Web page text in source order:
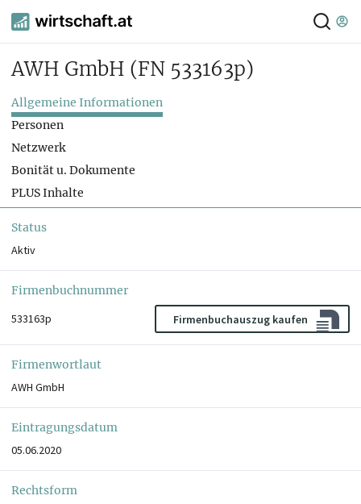
AWH GmbH (FN 533163p)
Allgemeine Informationen
Personen
Netzwerk
Bonität u. Dokumente
PLUS Inhalte
Status
Aktiv
Firmenbuchnummer
533163p
Firmenbuchauszug kaufen
Firmenwortlaut
AWH GmbH
Eintragungsdatum
05.06.2020
Rechtsform